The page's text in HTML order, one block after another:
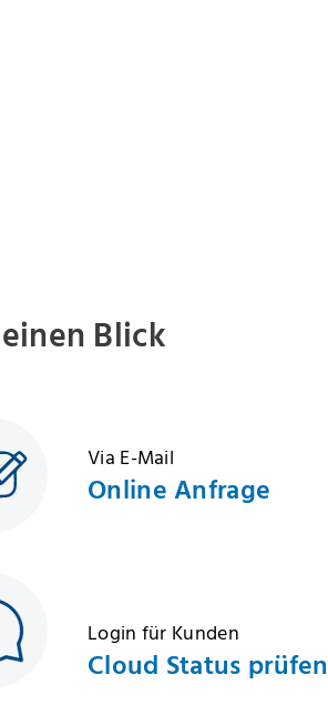
Blick
Via E-Mail
Online Anfrage
Login für Kunden
Cloud Status prüfen